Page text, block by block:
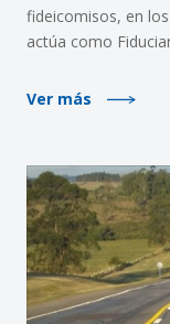
fideicomisos, en
actúa como
Ver más